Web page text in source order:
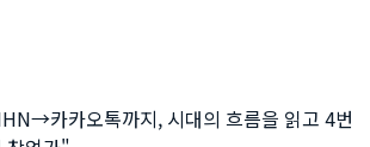
카카오톡까지, 시대의 흐름을 읽고 4번